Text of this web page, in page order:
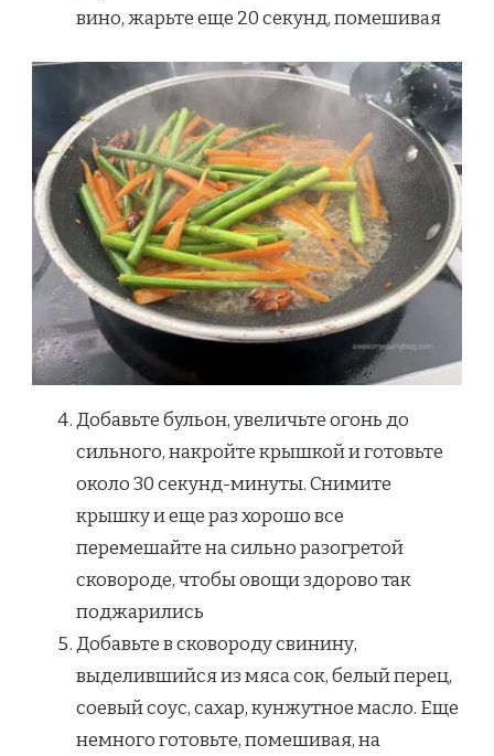
вино, жарьте еще 20 секунд, помешивая
Добавьте бульон, увеличьте огонь до
сильного, накройте крышкой и готовьте
около 30 секунд-минуты. Снимите
крышку и еще раз хорошо все
перемешайте на сильно разогретой
сковороде, чтобы овощи здорово так
поджарились
Добавьте в сковороду свинину,
выделившийся из мяса сок, белый перец,
соевый соус, сахар, кунжутное масло. Еще
немного готовьте, помешивая, на